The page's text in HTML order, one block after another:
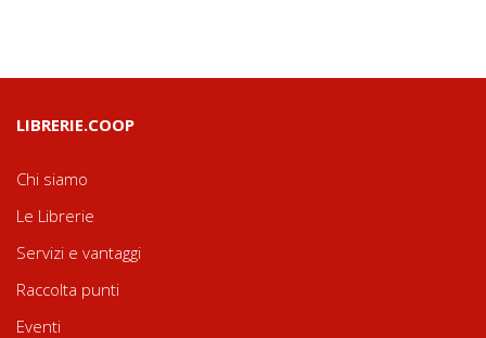
LIBRERIE.COOP
Chi siamo
Le Librerie
Servizi e vantaggi
Raccolta punti
Eventi